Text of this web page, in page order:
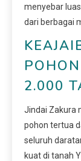
menyebar
dari berbagai
2.000
Jindai Zakura
pohon tertua
seluruh
kuat di tanah